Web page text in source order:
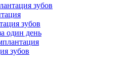
зубов
зубов
один день
зубов